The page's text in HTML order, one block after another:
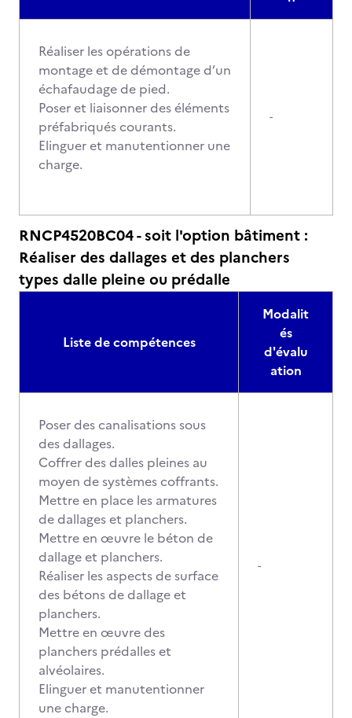
Réaliser les opérations de
montage et de démontage d’un
échafaudage de pied.
Poser et liaisonner des éléments
préfabriqués courants.
Elinguer et manutentionner une
charge.
-
RNCP4520BC04 - soit l'option bâtiment :
Réaliser des dallages et des planchers
types dalle pleine ou prédalle
Liste de compétences
Modalit
és
d'évalu
ation
Poser des canalisations sous
des dallages.
Coffrer des dalles pleines au
moyen de systèmes coffrants.
Mettre en place les armatures
de dallages et planchers.
Mettre en œuvre le béton de
dallage et planchers.
Réaliser les aspects de surface
des bétons de dallage et
planchers.
Mettre en œuvre des
planchers prédalles et
alvéolaires.
Elinguer et manutentionner
une charge.
-